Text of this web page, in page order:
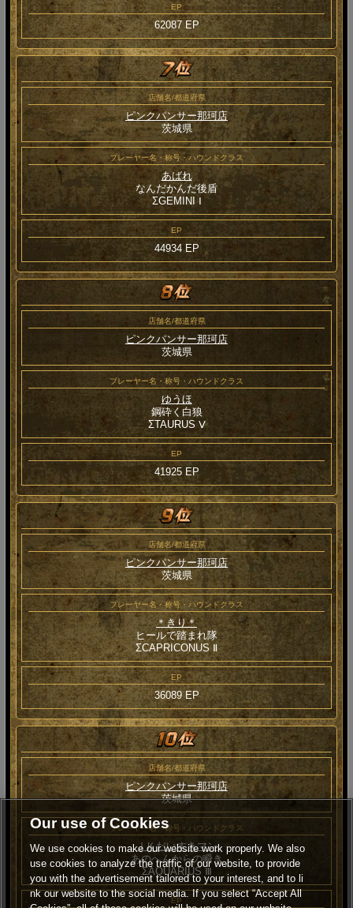
EP
62087 EP
店舗名/都道府県
ピンクパンサー那珂店
茨城県
プレーヤー名・称号・ハウンドクラス
あばれ
なんだかんだ後盾
ΣGEMINI Ⅰ
EP
44934 EP
店舗名/都道府県
ピンクパンサー那珂店
茨城県
プレーヤー名・称号・ハウンドクラス
ゆうほ
鋼砕く白狼
ΣTAURUS Ⅴ
EP
41925 EP
店舗名/都道府県
ピンクパンサー那珂店
茨城県
プレーヤー名・称号・ハウンドクラス
＊きり＊
ヒールで踏まれ隊
ΣCAPRICONUS Ⅱ
EP
36089 EP
店舗名/都道府県
ピンクパンサー那珂店
茨城県
プレーヤー名・称号・ハウンドクラス
ＪＫだいすきマン
あのへんからの瞬き
ΣAQUARIUS Ⅲ
EP
Our use of Cookies
We use cookies to make our website work properly. We also
use cookies to analyze the traffic of our website, to provide
you with the advertisement tailored to your interest, and to li
nk our website to the social media. If you select “Accept All